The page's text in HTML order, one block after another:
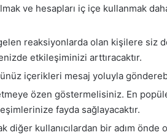
ve hesapları iç içe kullanmak
reaksiyonlarda olan kişilere siz
etkileşiminizi arttıracaktır.
içerikleri mesaj yoluyla
özen göstermelisiniz. En
fayda sağlayacaktır.
diğer kullanıcılardan bir adım önde